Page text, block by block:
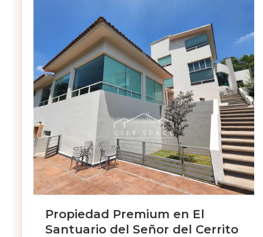
Propiedad Premium en El
Santuario del Señor del Cerrito